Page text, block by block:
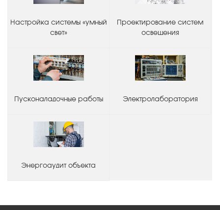
Настройка системы «умный
свет»
Проектирование систем
освещения
Пусконаладочные работы Электролаборатория
Энергоаудит объекта